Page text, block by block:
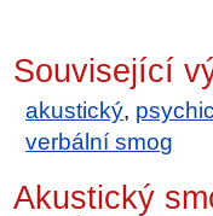
Související
akustický,
verbální smog
Akustický